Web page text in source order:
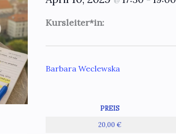
Kursleiter*in:
Barbara Weclewska
PREIS
20,00 €